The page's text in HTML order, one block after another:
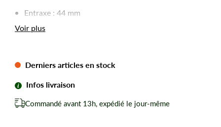
Entraxe : 44 mm
Trous de fixation : 4 x 5 mm
Voir plus
Derniers articles en stock
Infos livraison
Commandé avant 13h, expédié le jour-même